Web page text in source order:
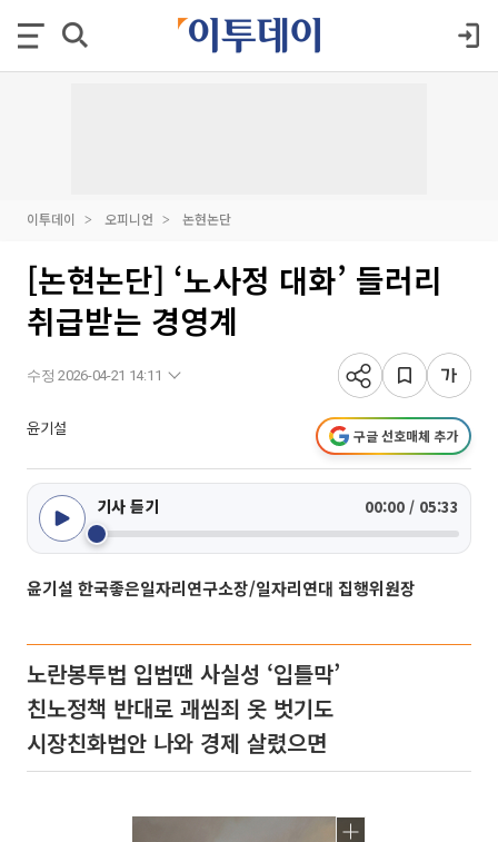
이투데이 오피니언 논현논단
[논현논단] ‘노사정 대화’ 들러리
취급받는 경영계
수정 2026-04-21 14:11
윤기설 구글 선호매체 추가
기사 듣기 00:00 / 05:33
윤기설 한국좋은일자리연구소장/일자리연대 집행위원장
노란봉투법 입법땐 사실성 ‘입틀막’
친노정책 반대로 괘씸죄 옷 벗기도
시장친화법안 나와 경제 살렸으면